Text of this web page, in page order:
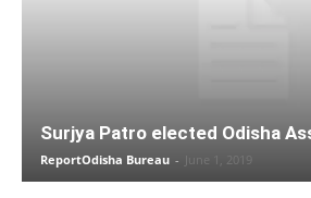
Surjya Patro elected Odisha
ReportOdisha Bureau - June 1, 2019